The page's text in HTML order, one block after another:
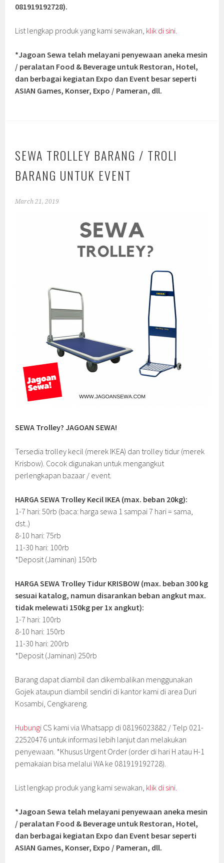
081919192728).
List lengkap produk yang kami sewakan, klik di sini.
*Jagoan Sewa telah melayani penyewaan aneka mesin
/ peralatan Food & Beverage untuk Restoran, Hotel,
dan berbagai kegiatan Expo dan Event besar seperti
ASIAN Games, Konser, Expo / Pameran, dll.
SEWA TROLLEY BARANG / TROLI
BARANG UNTUK EVENT
March 21, 2019
SEWA Trolley? JAGOAN SEWA!
Tersedia trolley kecil (merek IKEA) dan trolley tidur (merek
Krisbow). Cocok digunakan untuk mengangkut
perlengkapan bazaar / event.
HARGA SEWA Trolley Kecil IKEA (max. beban 20kg):
1-7 hari: 50rb (baca: harga sewa 1 sampai 7 hari = sama,
dst..)
8-10 hari: 75rb
11-30 hari: 100rb
*Deposit (Jaminan) 150rb
HARGA SEWA Trolley Tidur KRISBOW (max. beban 300 kg
sesuai katalog, namun disarankan beban angkut max.
tidak melewati 150kg per 1x angkut):
1-7 hari: 100rb
8-10 hari: 150rb
11-30 hari: 200rb
*Deposit (Jaminan) 250rb
Barang dapat diambil dan dikembalikan menggunakan
Gojek ataupun diambil sendiri di kantor kami di area Duri
Kosambi, Cengkareng.
Hubungi CS kami via Whatsapp di 08196023882 / Telp 021-
22520476 untuk informasi lebih lanjut dan melakukan
penyewaan. *Khusus Urgent Order (order di hari H atau H-1
pemakaian bisa melalui WA ke 081919192728).
List lengkap produk yang kami sewakan, klik di sini.
*Jagoan Sewa telah melayani penyewaan aneka mesin
/ peralatan Food & Beverage untuk Restoran, Hotel,
dan berbagai kegiatan Expo dan Event besar seperti
ASIAN Games, Konser, Expo / Pameran, dll.